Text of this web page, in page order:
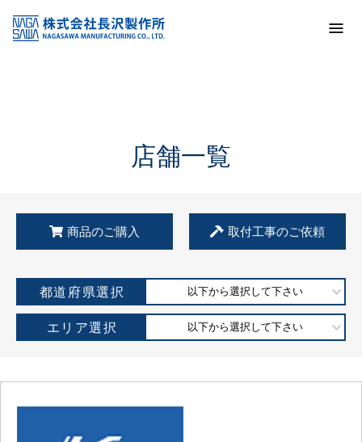
KSS加盟店・取扱店情報
店舗一覧
店舗一覧
商品のご購入 取付工事のご依頼
都道府県選択 以下から選択して下さい
エリア選択 以下から選択して下さい